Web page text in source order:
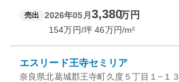
売出 2026年05月 3,380万円
154万円/坪 46万円/m²
エスリード王寺セミリア
奈良県北葛城郡王寺町久度５丁目１−１３